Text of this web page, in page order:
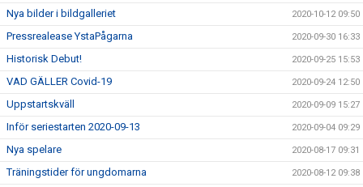
Nya bilder i bildgalleriet 2020-10-12 09:50
Pressrealease YstaPågarna 2020-09-30 16:33
Historisk Debut! 2020-09-25 15:53
VAD GÄLLER Covid-19 2020-09-24 12:50
Uppstartskväll 2020-09-09 15:27
Inför seriestarten 2020-09-13 2020-09-04 09:29
Nya spelare 2020-08-17 09:31
Träningstider för ungdomarna 2020-08-12 09:38